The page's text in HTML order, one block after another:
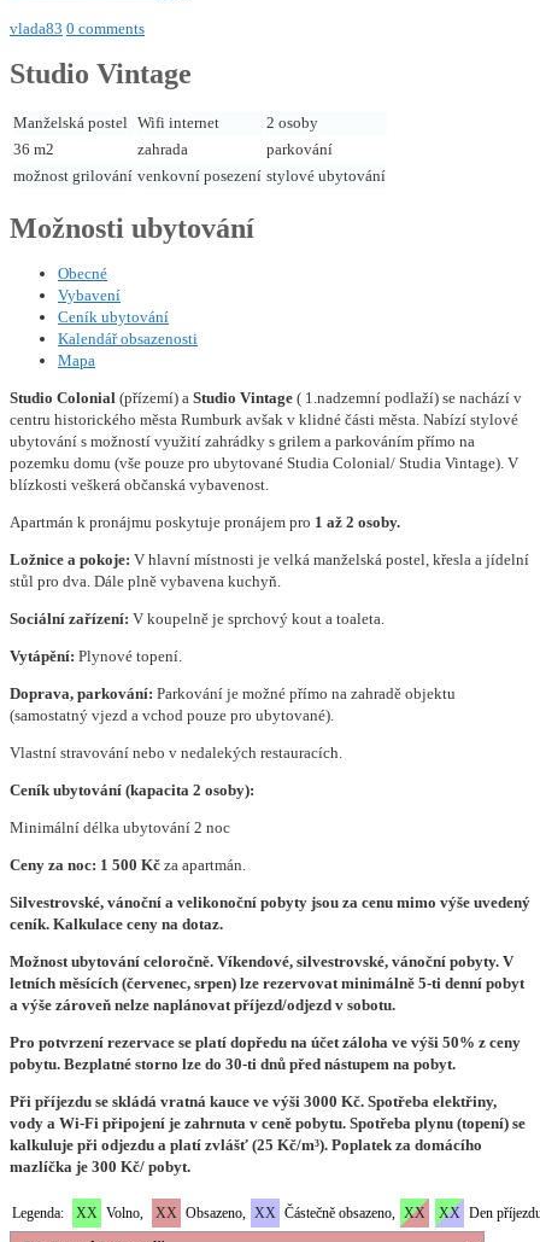
vlada83 0 comments
Studio Vintage
Manželská postel Wifi internet
2 osoby
36 m2
zahrada
parkování
možnost grilování venkovní posezení stylové ubytování
Možnosti ubytování
Obecné
Vybavení
Ceník ubytování
Kalendář obsazenosti
Mapa
Studio Colonial (přízemí) a Studio Vintage ( 1.nadzemní podlaží) se nachází v
centru historického města Rumburk avšak v klidné části města. Nabízí stylové
ubytování s možností využití zahrádky s grilem a parkováním přímo na
pozemku domu (vše pouze pro ubytované Studia Colonial/ Studia Vintage). V
blízkosti veškerá občanská vybavenost.
Apartmán k pronájmu poskytuje pronájem pro 1 až 2 osoby.
Ložnice a pokoje: V hlavní místnosti je velká manželská postel, křesla a jídelní
stůl pro dva. Dále plně vybavena kuchyň.
Sociální zařízení: V koupelně je sprchový kout a toaleta.
Vytápění: Plynové topení.
Doprava, parkování: Parkování je možné přímo na zahradě objektu
(samostatný vjezd a vchod pouze pro ubytované).
Vlastní stravování nebo v nedalekých restauracích.
Ceník ubytování (kapacita 2 osoby):
Minimální délka ubytování 2 noc
Ceny za noc: 1 500 Kč za apartmán.
Silvestrovské, vánoční a velikonoční pobyty jsou za cenu mimo výše uvedený
ceník. Kalkulace ceny na dotaz.
Možnost ubytování celoročně. Víkendové, silvestrovské, vánoční pobyty. V
letních měsících (červenec, srpen) lze rezervovat minimálně 5-ti denní pobyt
a výše zároveň nelze naplánovat příjezd/odjezd v sobotu.
Pro potvrzení rezervace se platí dopředu na účet záloha ve výši 50% z ceny
pobytu. Bezplatné storno lze do 30-ti dnů před nástupem na pobyt.
Při příjezdu se skládá vratná kauce ve výši 3000 Kč. Spotřeba elektřiny,
vody a Wi-Fi připojení je zahrnuta v ceně pobytu. Spotřeba plynu (topení) se
kalkuluje při odjezdu a platí zvlášť (25 Kč/m³). Poplatek za domácího
mazlíčka je 300 Kč/ pobyt.